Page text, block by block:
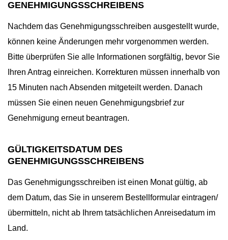
GENEHMIGUNGSSCHREIBENS
Nachdem das Genehmigungsschreiben ausgestellt wurde,
können keine Änderungen mehr vorgenommen werden.
Bitte überprüfen Sie alle Informationen sorgfältig, bevor Sie
Ihren Antrag einreichen. Korrekturen müssen innerhalb von
15 Minuten nach Absenden mitgeteilt werden. Danach
müssen Sie einen neuen Genehmigungsbrief zur
Genehmigung erneut beantragen.
GÜLTIGKEITSDATUM DES
GENEHMIGUNGSSCHREIBENS
Das Genehmigungsschreiben ist einen Monat gültig, ab
dem Datum, das Sie in unserem Bestellformular eintragen/
übermitteln, nicht ab Ihrem tatsächlichen Anreisedatum im
Land.